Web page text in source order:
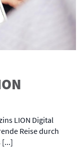
LION Digital
Reise durch
[...]